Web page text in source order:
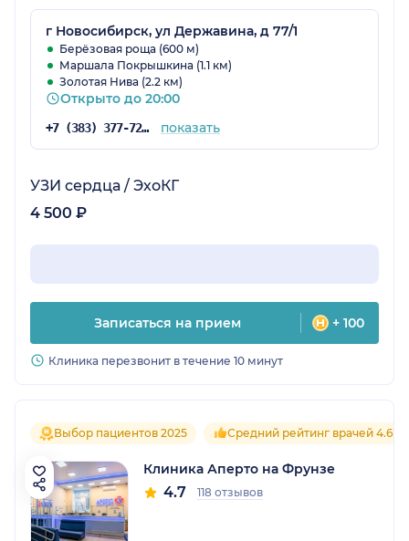
г Новосибирск, ул Державина, д 77/1
Берёзовая роща (600 м)
Маршала Покрышкина (1.1 км)
Золотая Нива (2.2 км)
Открыто до 20:00
+7 (383) 377-72-60 показать
УЗИ сердца / ЭхоКГ
4 500 ₽
Записаться на прием + 100
Клиника перезвонит в течение 10 минут
Выбор пациентов 2025 Средний рейтинг врачей 4.6
Клиника Аперто на Фрунзе
4.7 118 отзывов